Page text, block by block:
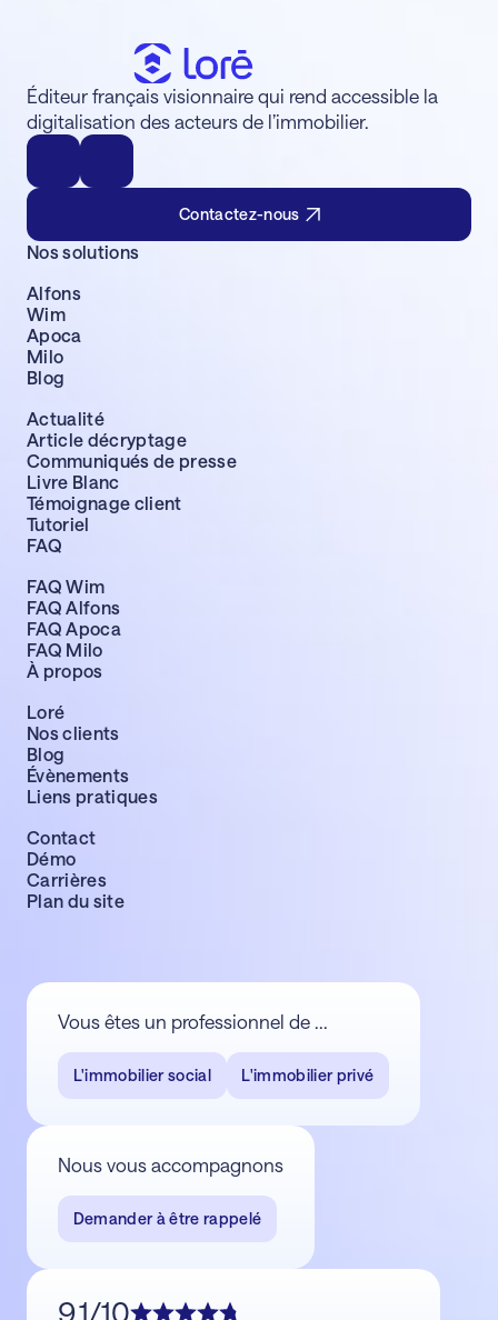
Éditeur français visionnaire qui rend accessible la
digitalisation des acteurs de l’immobilier.
Contactez-nous
Nos solutions
Alfons
Wim
Apoca
Milo
Blog
Actualité
Article décryptage
Communiqués de presse
Livre Blanc
Témoignage client
Tutoriel
FAQ
FAQ Wim
FAQ Alfons
FAQ Apoca
FAQ Milo
À propos
Loré
Nos clients
Blog
Évènements
Liens pratiques
Contact
Démo
Carrières
Plan du site
Vous êtes un professionnel de ...
L'immobilier social L'immobilier privé
Nous vous accompagnons
Demander à être rappelé
9,1/10